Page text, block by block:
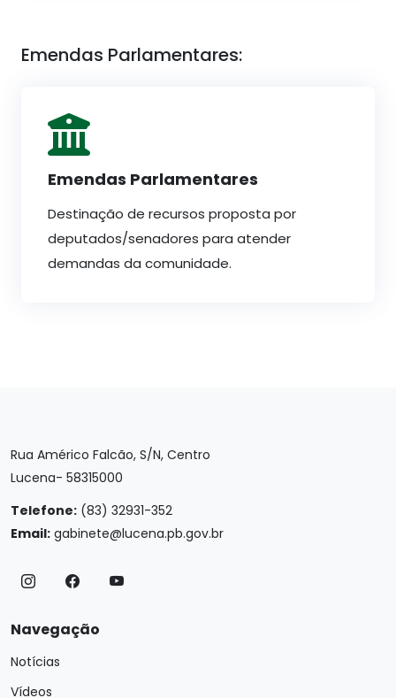
Emendas Parlamentares:
Emendas Parlamentares
Destinação de recursos proposta por
deputados/senadores para atender
demandas da comunidade.
Rua Américo Falcão, S/N, Centro
Lucena- 58315000
Telefone: (83) 32931-352
Email: gabinete@lucena.pb.gov.br
Navegação
Notícias
Vídeos